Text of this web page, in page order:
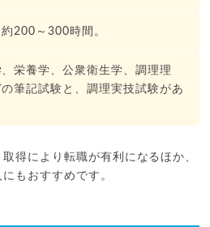
200～300時間。
栄養学、公衆衛生学、調理理
筆記試験と、調理実技試験があ
得により転職が有利になるほか、
もおすすめです。